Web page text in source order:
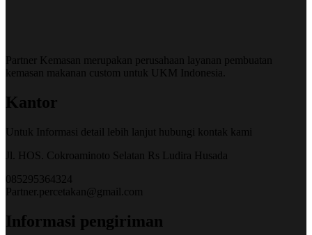
Partner Kemasan merupakan perusahaan layanan pembuatan
kemasan makanan custom untuk UKM Indonesia.
Kantor
Untuk Informasi detail lebih lanjut hubungi kontak kami
Jl. HOS. Cokroaminoto Selatan Rs Ludira Husada
085295364324
Partner.percetakan@gmail.com
Informasi pengiriman